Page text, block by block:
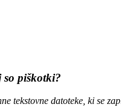
piškotki?
tekstovne datoteke, ki se